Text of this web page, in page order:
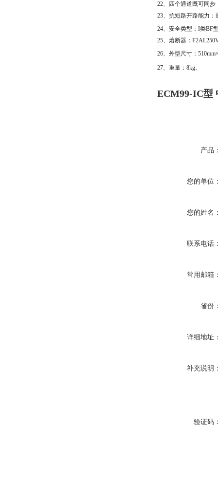
22、四个通道既可同
23、抗短路开路能力：
24、安全类型：I类BF
25、熔断器：
26、外型尺寸：
27、重量：8kg。
ECM99-IC型
产品
您的单位
您的姓名
联系电话
常用邮箱
省份
详细地址
补充说明
验证码